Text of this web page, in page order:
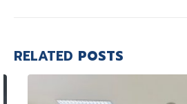
RELATED POSTS